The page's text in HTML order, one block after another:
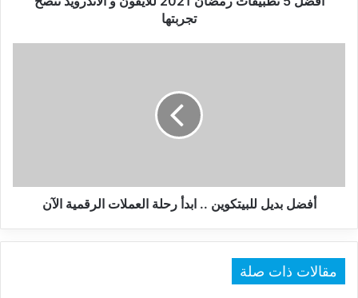
تجربتها
الآن
أفضل بديل للبيتكوين .. ابدأ رحلة العملات الرقمية الآن
مقالات ذات صلة